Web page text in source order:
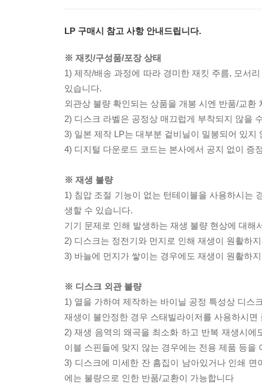
LP 구매시 참고 사항 안내드립니다.
※ 재킷/구성품/포장 상태
1) 제작/배송 과정에 따라 경미한 재킷 주름, 모서
있습니다.
외관상 불량 확인되는 상품을 개봉 시엔 반품/교환
2) 디스크 라벨은 공정상 매끄럽게 부착되지 않을
3) 일본 제작 LP는 대부분 겉비닐이 밀봉되어 있지
4) 디지털 다운로드 코드는 본사에서 공지 없이 증
※ 재생 불량
1) 침압 조절 기능이 없는 턴테이블을 사용하시는
생할 수 있습니다.
기기 문제로 인해 발생하는 재생 불량 현상에 대
2) 디스크는 정전기와 먼지로 인해 재생이 원활하
3) 바늘에 먼지가 쌓이는 경우에도 재생이 원활하
※ 디스크 외관 불량
1) 열을 가하여 제작하는 바이닐 공정 특성상 디스
재생이 불안정한 경우 스태빌라이저를 사용하시
2) 재생 음역의 왜곡을 최소화 하고 반복 재생시
이블 스핀들에 맞지 않는 경우에는 전용 제품 등
3) 디스크에 미세한 잔 흠집이 남아있거나 인쇄
에는 불량으로 인한 반품/교환이 가능합니다